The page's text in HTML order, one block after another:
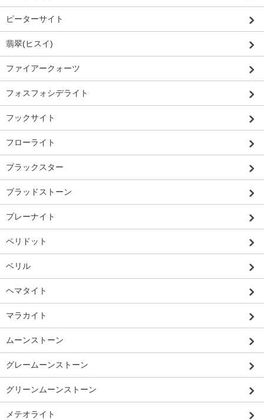
ピーターサイト
翡翠(ヒスイ)
ファイアークォーツ
フォスフォシデライト
フックサイト
フローライト
ブラックスター
ブラッドストーン
プレーナイト
ペリドット
ベリル
ヘマタイト
マラカイト
ムーンストーン
グレームーンストーン
グリーンムーンストーン
メテオライト